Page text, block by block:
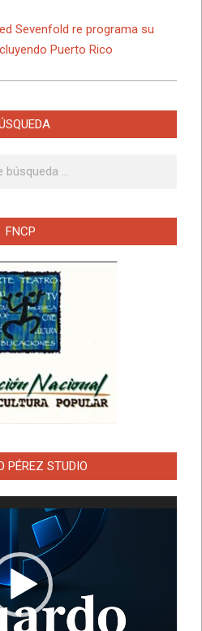
Sevenfold re programa su
Puerto Rico
FNCP
PÉREZ STUDIO